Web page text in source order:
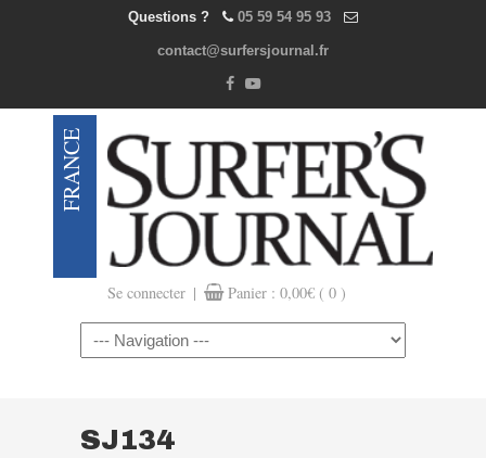
Questions ? 05 59 54 95 93
contact@surfersjournal.fr
Se connecter | Panier : 0,00€ ( 0 )
Navigation
SJ134